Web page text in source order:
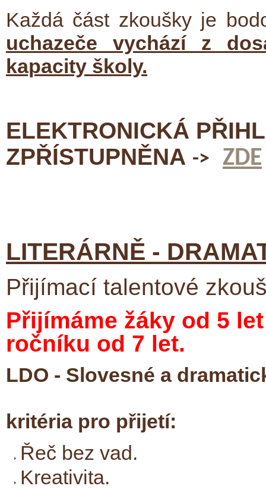
Každá část zkoušky je
uchazeče vychází z
kapacity školy.
ELEKTRONICKÁ
ZPŘÍSTUPNĚNA -> ZDE
LITERÁRNĚ -
Přijímací talentové
Přijímáme žáky od 5
ročníku od 7 let.
LDO - Slovesné a
kritéria pro přijetí:
Řeč bez vad.
Kreativita.